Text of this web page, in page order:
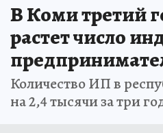
В Коми третий
растет число
Количество ИП в
на 2,4 тысячи за три